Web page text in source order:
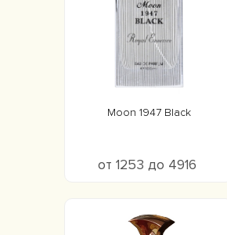
Moon 1947 Black
от 1253 до 4916